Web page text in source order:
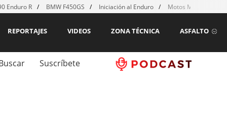
Enduro R BMW F450GS Iniciación al Enduro Motos MX para
ASFALTO
ZONA TÉCNICA
VIDEOS
REPORTAJES
Suscríbete